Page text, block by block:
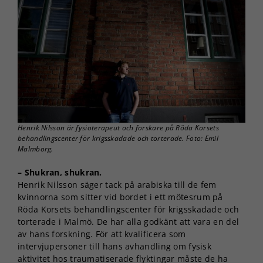
Henrik Nilsson är fysioterapeut och forskare på Röda Korsets
behandlingscenter för krigsskadade och torterade. Foto: Emil
Malmborg.
– Shukran, shukran.
Henrik Nilsson säger tack på arabiska till de fem
kvinnorna som sitter vid bordet i ett mötesrum på
Röda Korsets behandlingscenter för krigsskadade och
torterade i Malmö. De har alla godkänt att vara en del
av hans forskning. För att kvalificera som
intervjupersoner till hans avhandling om fysisk
aktivitet hos traumatiserade flyktingar måste de ha